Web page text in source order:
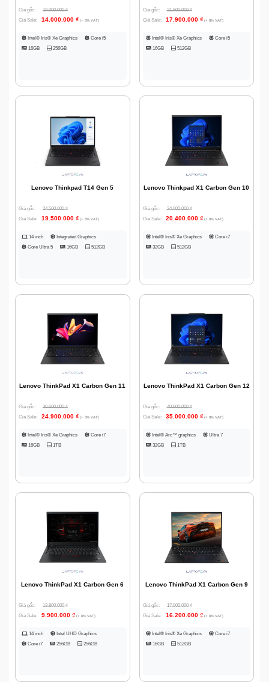
Giá gốc: 18.000.000₫
Giá Sale:
14.000.000 ₫ (+ 8% VAT)
Intel® Iris® Xe Graphics
Core i5
16GB
256GB
Giá gốc: 21.500.000₫
Giá Sale:
17.900.000 ₫ (+ 8% VAT)
Intel® Iris® Xe Graphics
Core i5
16GB
512GB
Lenovo Thinkpad T14 Gen 5
Giá gốc: 24.500.000₫
Giá Sale:
19.500.000 ₫ (+ 8% VAT)
14 inch
Integrated Graphics
Core Ultra 5
16GB 512GB
Lenovo Thinkpad X1 Carbon Gen 10
Giá gốc: 24.000.000₫
Giá Sale:
20.400.000 ₫ (+ 8% VAT)
Intel® Iris® Xe Graphics
Core i7
32GB
512GB
Lenovo ThinkPad X1 Carbon Gen 11
Giá gốc: 30.600.000₫
Giá Sale:
24.900.000 ₫ (+ 8% VAT)
Intel® Iris® Xe Graphics
Core i7
16GB
1TB
Lenovo ThinkPad X1 Carbon Gen 12
Giá gốc: 40.900.000₫
Giá Sale:
35.000.000 ₫ (+ 8% VAT)
Intel® Arc™ graphics
Ultra 7
32GB
1TB
Lenovo ThinkPad X1 Carbon Gen 6
Giá gốc: 13.800.000₫
Giá Sale:
9.900.000 ₫ (+ 8% VAT)
14 inch
Intel UHD Graphics
Core i7
256GB 256GB
Lenovo ThinkPad X1 Carbon Gen 9
Giá gốc: 17.000.000₫
Giá Sale:
16.200.000 ₫ (+ 8% VAT)
Intel® Iris® Xe Graphics
Core i7
16GB
512GB